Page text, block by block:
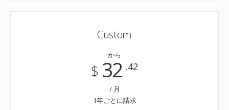
Custom
から
$ 32 .42
/ 月
1年ごとに請求